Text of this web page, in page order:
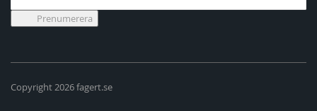
Copyright 2026 fagert.se